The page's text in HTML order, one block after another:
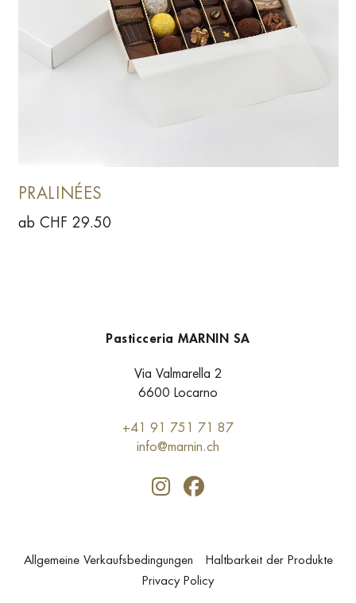
PRALINÉES
ab CHF 29.50
Pasticceria MARNIN SA
Via Valmarella 2
6600 Locarno
+41 91 751 71 87
info@marnin.ch
Allgemeine Verkaufsbedingungen
Haltbarkeit der Produkte
Privacy Policy